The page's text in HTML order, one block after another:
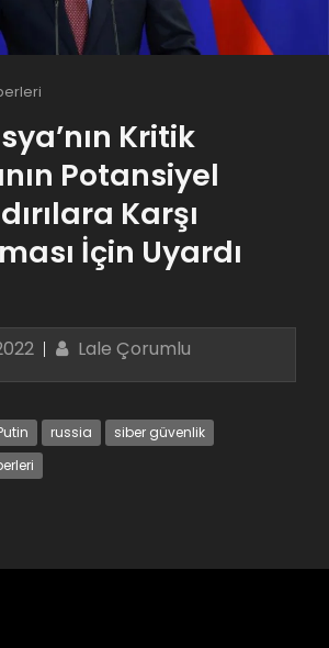
Kritik
Potansiyel
Karşı
İçin Uyardı
Lale Çorumlu
russia
siber güvenlik